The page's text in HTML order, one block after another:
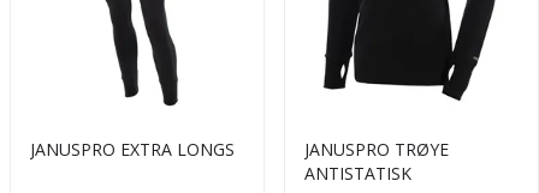
JANUSPRO EXTRA LONGS
JANUSPRO TRØYE
ANTISTATISK